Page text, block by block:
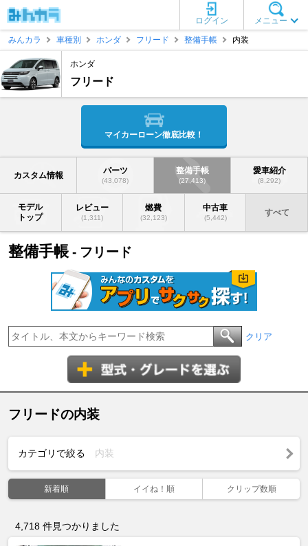
メニュー
ログイン
みんカラ
車種別 ホンダ フリード 整備手帳 内装
ホンダ
フリード
マイカーローン徹底比較！
カスタム情報 パーツ
(43,078)
整備手帳
(27,413)
愛車紹介
(8,292)
モデル
トップ
レビュー
(1,311)
燃費
(32,123)
中古車
(5,442)
すべて
整備手帳 - フリード
クリア
フリードの内装
カテゴリで絞る 内装
新着順 イイね！順 クリップ数順
4,718 件見つかりました